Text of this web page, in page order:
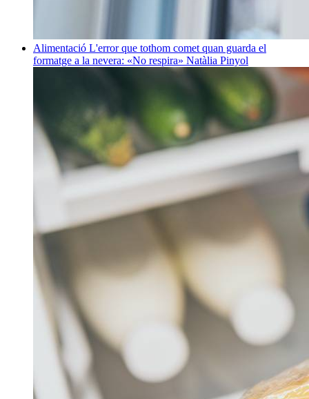
Alimentació L'error que tothom comet quan guarda el
formatge a la nevera: «No respira» Natàlia Pinyol